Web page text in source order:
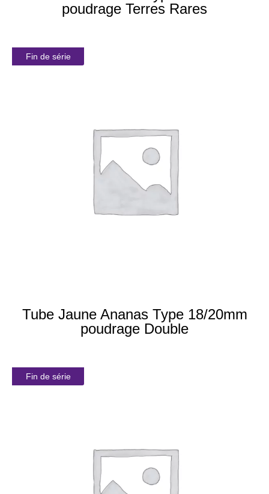
poudrage Terres Rares
Fin de série
Tube Jaune Ananas Type 18/20mm
poudrage Double
Fin de série